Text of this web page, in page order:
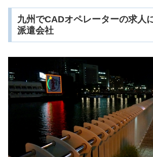
九州でCADオペレーターの求人
派遣会社